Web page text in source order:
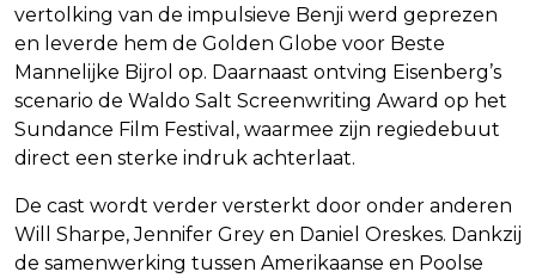
vertolking van de impulsieve Benji werd geprezen
en leverde hem de Golden Globe voor Beste
Mannelijke Bijrol op. Daarnaast ontving Eisenberg’s
scenario de Waldo Salt Screenwriting Award op het
Sundance Film Festival, waarmee zijn regiedebuut
direct een sterke indruk achterlaat.
De cast wordt verder versterkt door onder anderen
Will Sharpe, Jennifer Grey en Daniel Oreskes. Dankzij
de samenwerking tussen Amerikaanse en Poolse